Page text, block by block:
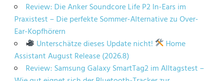
Review: Die Anker Soundcore Life P2 In-Ears im
Praxistest – Die perfekte Sommer-Alternative zu Over-
Ear-Kopfhörern
Unterschätze dieses Update nicht!
Home
Assistant August Release (2026.8)
Review: Samsung Galaxy SmartTag2 im Alltagstest –